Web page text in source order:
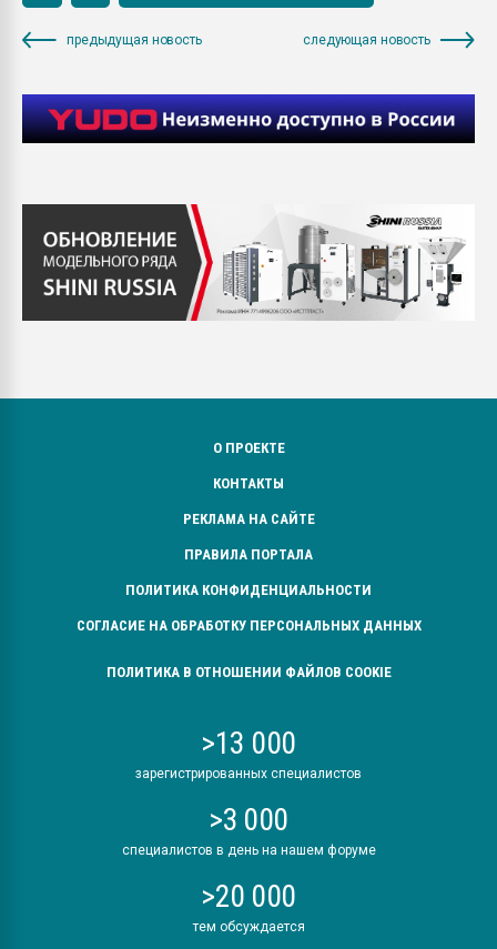
предыдущая новость следующая новость
О ПРОЕКТЕ
КОНТАКТЫ
РЕКЛАМА НА САЙТЕ
ПРАВИЛА ПОРТАЛА
ПОЛИТИКА КОНФИДЕНЦИАЛЬНОСТИ
СОГЛАСИЕ НА ОБРАБОТКУ ПЕРСОНАЛЬНЫХ ДАННЫХ
ПОЛИТИКА В ОТНОШЕНИИ ФАЙЛОВ COOKIE
>13 000
зарегистрированных специалистов
>3 000
специалистов в день на нашем форуме
>20 000
тем обсуждается